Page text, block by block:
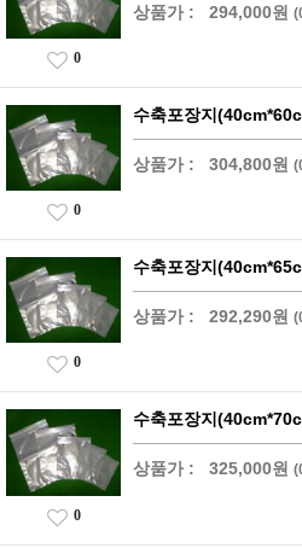
상품가 : 294,000원
0
수축포장지
상품가 : 304,800원
0
수축포장지
상품가 : 292,290원
0
수축포장지
상품가 : 325,000원
0